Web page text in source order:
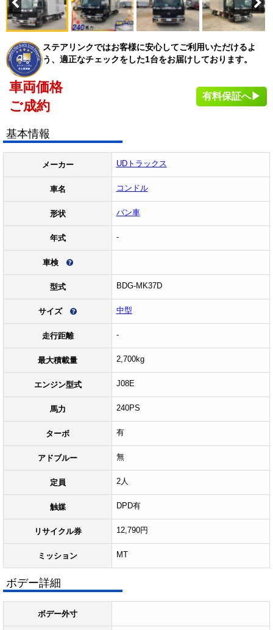
ステアリンクではお客様に安心してご利用いただけるよ
う、適正なチェックをした1台をお届けしております。
車両価格
ご成約
有料保証へ▶
基本情報
メーカー UDトラックス
車名 コンドル
形状 バン車
年式 -
車検
型式 BDG-MK37D
サイズ 中型
走行距離 -
最大積載量 2,700kg
エンジン型式 J08E
馬力 240PS
ターボ 有
アドブルー 無
定員 2人
触媒 DPD有
リサイクル券 12,790円
ミッション MT
ボデー詳細
ボデー外寸